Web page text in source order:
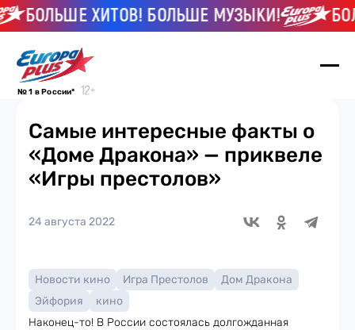
БОЛЬШЕ ХИТОВ! БОЛЬШЕ МУЗЫКИ!
№ 1 в России*
Самые интересные факты о
«Доме Дракона» — приквеле
«Игры престолов»
24 августа 2022
Новости кино Игра Престолов
Дом Дракона
Эйфория
кино
Наконец-то! В России состоялась долгожданная